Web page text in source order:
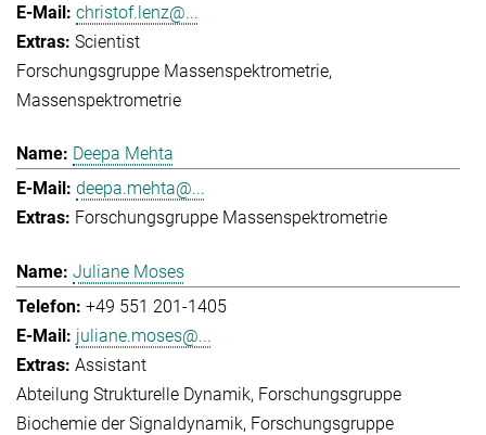
christof.lenz@...
Scientist
Forschungsgruppe Massenspektrometrie
Massenspektrometrie
Deepa Mehta
deepa.mehta@...
Forschungsgruppe Massenspektrometrie
Juliane Moses
+49 551 201-1405
juliane.moses@...
Assistant
Abteilung Strukturelle Dynamik Forschungsgruppe
Biochemie der Signaldynamik Forschungsgruppe